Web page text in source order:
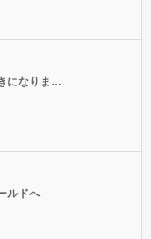
になりま…
ルドへ